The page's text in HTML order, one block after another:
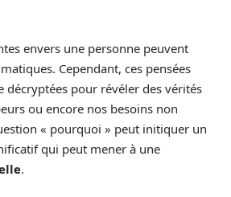
envers une personne peuvent
Cependant, ces pensées
décryptées pour révéler des vérités
ou encore nos besoins non
« pourquoi » peut initiquer un
qui peut mener à une
.